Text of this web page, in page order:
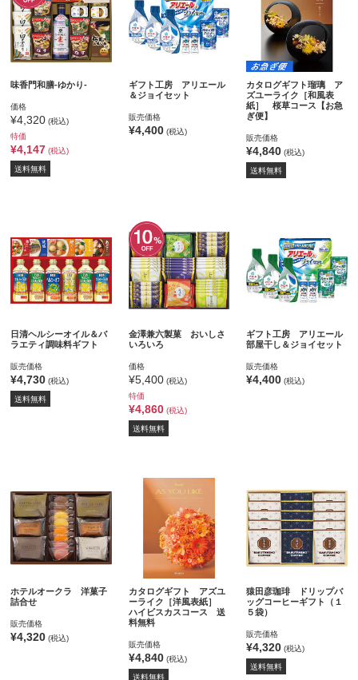
味香門和膳‐ゆかり‐
価格
¥4,320 (税込)
特価
¥4,147 (税込)
送料無料
ギフト工房 アリエール
＆ジョイセット
販売価格
¥4,400(税込)
カタログギフト瑠璃 ア
ズユーライク［和風表
紙］ 桜草コース【お急
ぎ便】
販売価格
¥4,840 (税込)
送料無料
日清ヘルシーオイル＆バ
ラエティ調味料ギフト
販売価格
¥4,730 (税込)
送料無料
金澤兼六製菓 おいしさ
いろいろ
価格
¥5,400(税込)
特価
¥4,860(税込)
送料無料
ギフト工房 アリエール
部屋干し＆ジョイセット
販売価格
¥4,400 (税込)
ホテルオークラ 洋菓子
詰合せ
販売価格
¥4,320 (税込)
カタログギフト アズユ
ーライク［洋風表紙］
ハイビスカスコース 送
料無料
販売価格
¥4,840(税込)
送料無料
猿田彦珈琲 ドリップバ
ッグコーヒーギフト（１
５袋）
販売価格
¥4,320 (税込)
送料無料